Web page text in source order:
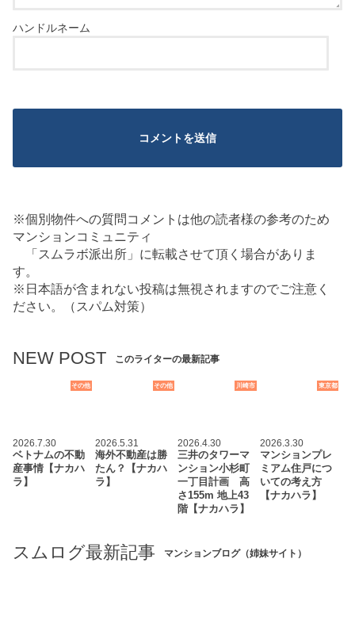
※個別物件への質問コメントは他の読者様の参考のため
マンションコミュニティ
「スムラボ派出所」に転載させて頂く場合がありま
す。
※日本語が含まれない投稿は無視されますのでご注意く
ださい。（スパム対策）
NEW POST このライターの最新記事
その他
2026.7.30
ベトナムの不動
産事情【ナカハ
ラ】
その他
2026.5.31
海外不動産は勝
たん？【ナカハ
ラ】
川崎市
2026.4.30
三井のタワーマ
ンション小杉町
一丁目計画 高
さ155m 地上43
階【ナカハラ】
東京都
2026.3.30
マンションプレ
ミアム住戸につ
いての考え方
【ナカハラ】
スムログ最新記事 マンションブログ（姉妹サイト）